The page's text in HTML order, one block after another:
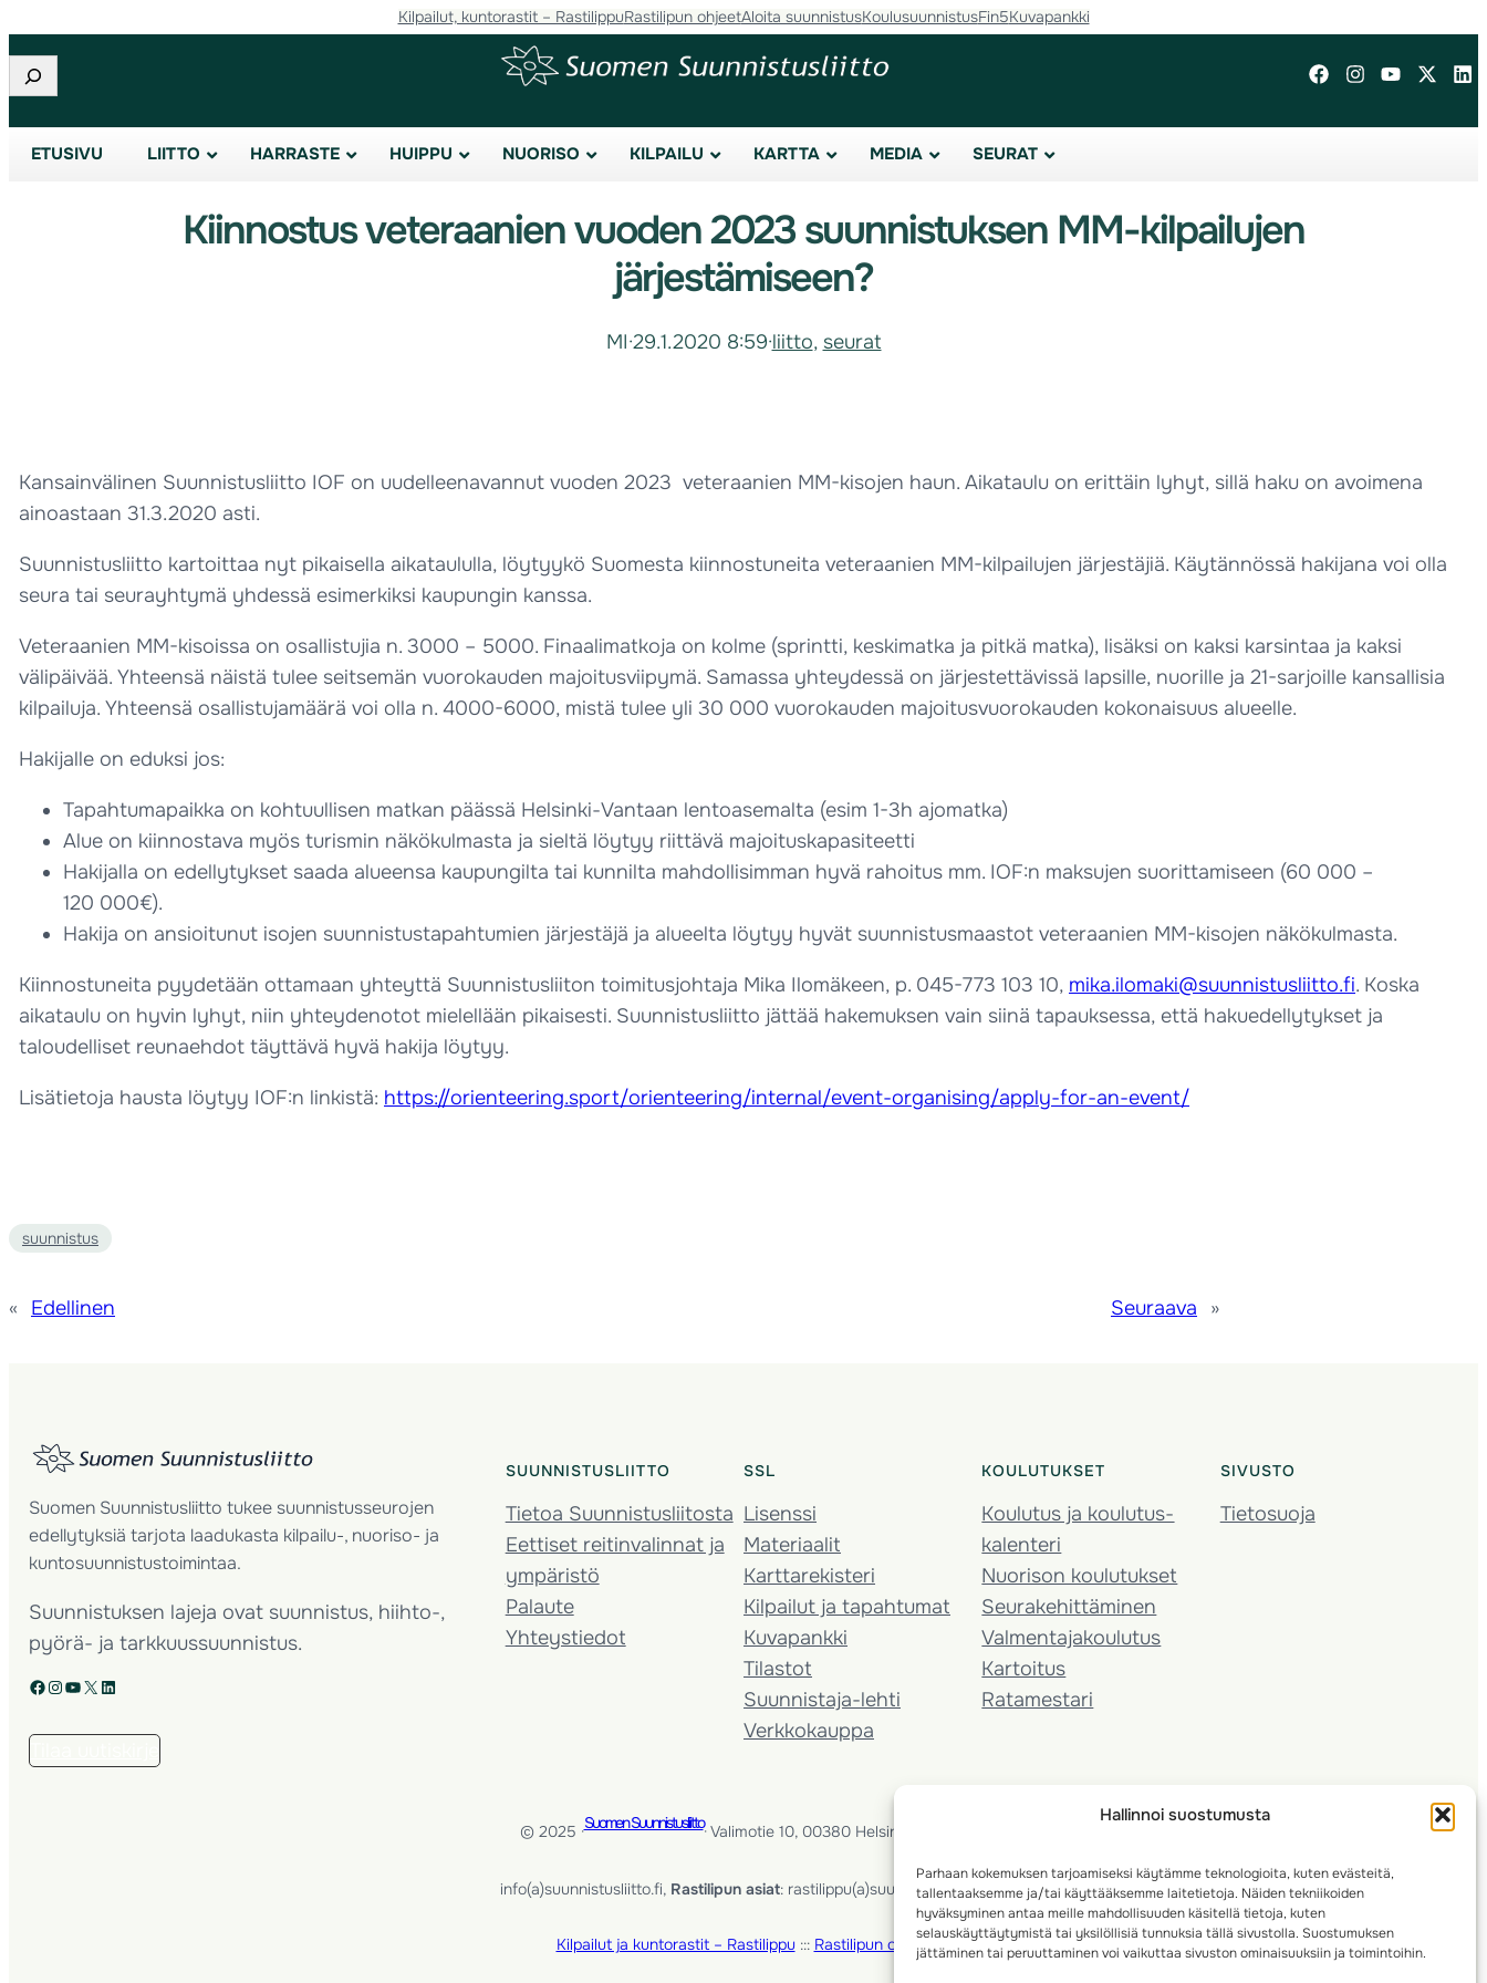
Hallinnoi suostumusta
Parhaan kokemuksen tarjoamiseksi käytämme teknologioita, kuten evästeitä,
tallentaaksemme ja/tai käyttääksemme laitetietoja. Näiden tekniikoiden
hyväksyminen antaa meille mahdollisuuden käsitellä tietoja, kuten
selauskäyttäytymistä tai yksilöllisiä tunnuksia tällä sivustolla. Suostumuksen
jättäminen tai peruuttaminen voi vaikuttaa sivuston ominaisuuksiin ja toimintoihin.
Kilpailut, kuntorastit – RastilippuRastilipun ohjeetAloita suunnistusKoulusuunnistusFin5Kuvapankki
Etsi
ETUSIVU LIITTO HARRASTE HUIPPU NUORISO KILPAILU KARTTA MEDIA SEURAT
Kiinnostus veteraanien vuoden 2023 suunnistuksen MM-kilpailujen
järjestämiseen?
MI·29.1.2020 8:59·liitto, seurat
Kansainvälinen Suunnistusliitto IOF on uudelleenavannut vuoden 2023 veteraanien MM-kisojen haun. Aikataulu on erittäin lyhyt, sillä haku on avoimena
ainoastaan 31.3.2020 asti.
Suunnistusliitto kartoittaa nyt pikaisella aikataululla, löytyykö Suomesta kiinnostuneita veteraanien MM-kilpailujen järjestäjiä. Käytännössä hakijana voi olla
seura tai seurayhtymä yhdessä esimerkiksi kaupungin kanssa.
Veteraanien MM-kisoissa on osallistujia n. 3000 – 5000. Finaalimatkoja on kolme (sprintti, keskimatka ja pitkä matka), lisäksi on kaksi karsintaa ja kaksi
välipäivää. Yhteensä näistä tulee seitsemän vuorokauden majoitusviipymä. Samassa yhteydessä on järjestettävissä lapsille, nuorille ja 21-sarjoille kansallisia
kilpailuja. Yhteensä osallistujamäärä voi olla n. 4000-6000, mistä tulee yli 30 000 vuorokauden majoitusvuorokauden kokonaisuus alueelle.
Hakijalle on eduksi jos:
Tapahtumapaikka on kohtuullisen matkan päässä Helsinki-Vantaan lentoasemalta (esim 1-3h ajomatka)
Alue on kiinnostava myös turismin näkökulmasta ja sieltä löytyy riittävä majoituskapasiteetti
Hakijalla on edellytykset saada alueensa kaupungilta tai kunnilta mahdollisimman hyvä rahoitus mm. IOF:n maksujen suorittamiseen (60 000 –
120 000€).
Hakija on ansioitunut isojen suunnistustapahtumien järjestäjä ja alueelta löytyy hyvät suunnistusmaastot veteraanien MM-kisojen näkökulmasta.
Kiinnostuneita pyydetään ottamaan yhteyttä Suunnistusliiton toimitusjohtaja Mika Ilomäkeen, p. 045-773 103 10, mika.ilomaki@suunnistusliitto.fi. Koska
aikataulu on hyvin lyhyt, niin yhteydenotot mielellään pikaisesti. Suunnistusliitto jättää hakemuksen vain siinä tapauksessa, että hakuedellytykset ja
taloudelliset reunaehdot täyttävä hyvä hakija löytyy.
Lisätietoja hausta löytyy IOF:n linkistä: https://orienteering.sport/orienteering/internal/event-organising/apply-for-an-event/
suunnistus
« Edellinen Seuraava »
Suomen Suunnistusliitto tukee suunnistusseurojen
edellytyksiä tarjota laadukasta kilpailu-, nuoriso- ja
kuntosuunnistustoimintaa.
Suunnistuksen lajeja ovat suunnistus, hiihto-,
pyörä- ja tarkkuussuunnistus.
Facebook Instagram YouTube X LinkedIn
SUUNNISTUSLIITTO
Tietoa Suunnistusliitosta
Eettiset reitinvalinnat ja
ympäristö
Palaute
Yhteystiedot
SSL
Lisenssi
Materiaalit
Karttarekisteri
Kilpailut ja tapahtumat
Kuvapankki
Tilastot
Suunnistaja-lehti
Verkkokauppa
KOULUTUKSET
Koulutus ja koulutus­
kalenteri
Nuorison koulutukset
Seura­kehittäminen
Valmentaja­koulutus
Kartoitus
Ratamestari
SIVUSTO
Tietosuoja
© 2025 ·Suomen Suunnistusliitto· Valimotie 10, 00380 Helsinki, Finland
info(a)suunnistusliitto.fi, Rastilipun asiat: rastilippu(a)suunnistusliitto.fi
Kilpailut ja kuntorastit – Rastilippu::: Rastilipun ohjeet